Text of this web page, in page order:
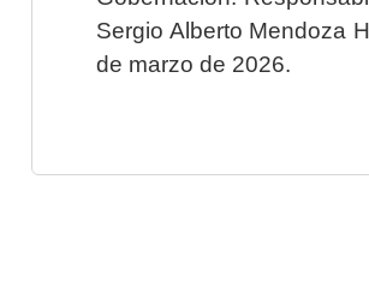
Sergio Alberto Mendoza
de marzo de 2026.